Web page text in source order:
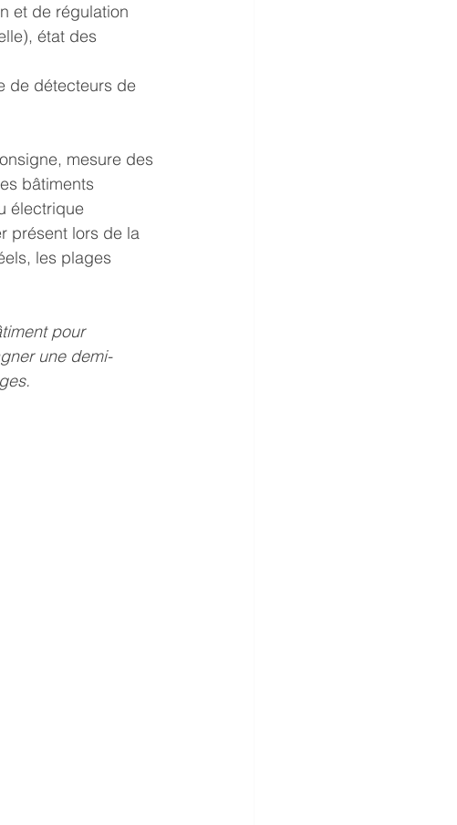
et de régulation
état des
de détecteurs de
mesure des
bâtiments
électrique
présent lors de la
les plages
pour
une demi-